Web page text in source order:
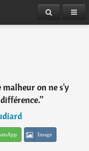
on ne s'y
”
Image